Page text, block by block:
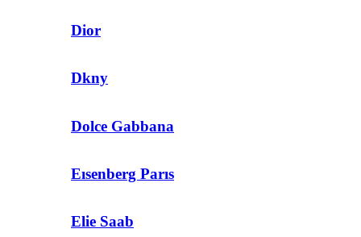
Dior
Dkny
Dolce Gabbana
Eısenberg Parıs
Elie Saab